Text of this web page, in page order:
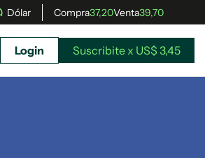
Dólar Compra37,20Venta39,70
Login Suscribite x US$ 3,45